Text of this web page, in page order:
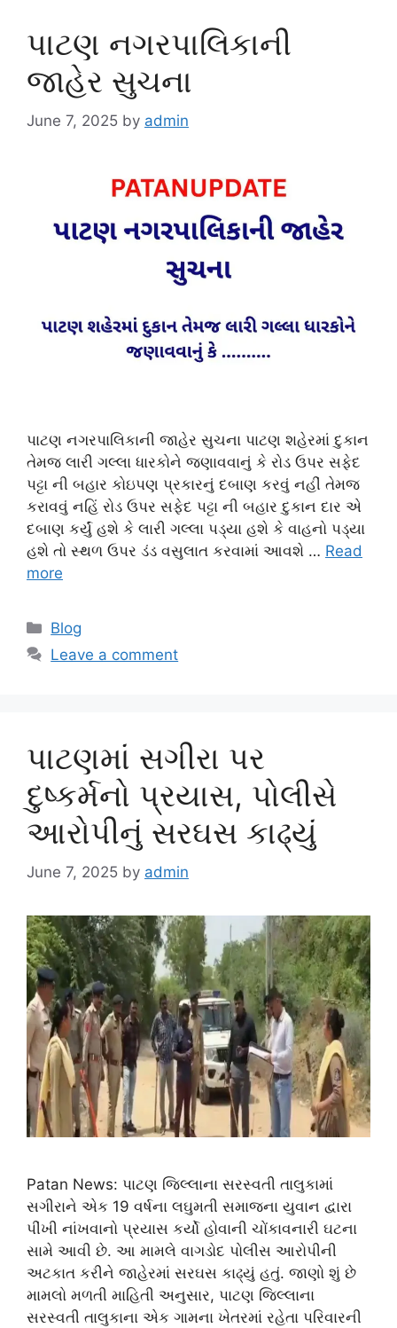
પાટણ નગરપાલિકાની
જાહેર સુચના
June 7, 2025 by admin
પાટણ નગરપાલિકાની જાહેર સુચના પાટણ શહેરમાં દુકાન
તેમજ લારી ગલ્લા ધારકોને જણાવવાનું કે રોડ ઉપર સફેદ
પટ્ટા ની બહાર કોઇપણ પ્રકારનું દબાણ કરવું નહીં તેમજ
કરાવવું નહિં રોડ ઉપર સફેદ પટ્ટા ની બહાર દુકાન દાર એ
દબાણ કર્યું હશે કે લારી ગલ્લા પડ્યા હશે કે વાહનો પડ્યા
હશે તો સ્થળ ઉપર ડંડ વસુલાત કરવામાં આવશે … Read
more
Categories
Blog
Leave a comment
પાટણમાં સગીરા પર
દુષ્કર્મનો પ્રયાસ, પોલીસે
આરોપીનું સરઘસ કાઢ્યું
June 7, 2025 by admin
Patan News: પાટણ જિલ્લાના સરસ્વતી તાલુકામાં
સગીરાને એક 19 વર્ષના લઘુમતી સમાજના યુવાન દ્વારા
પીંખી નાંખવાનો પ્રયાસ કર્યો હોવાની ચોંકાવનારી ઘટના
સામે આવી છે. આ મામલે વાગડોદ પોલીસ આરોપીની
અટકાત કરીને જાહેરમાં સરઘસ કાઢ્યું હતું. જાણો શું છે
મામલો મળતી માહિતી અનુસાર, પાટણ જિલ્લાના
સરસ્વતી તાલુકાના એક ગામના ખેતરમાં રહેતા પરિવારની